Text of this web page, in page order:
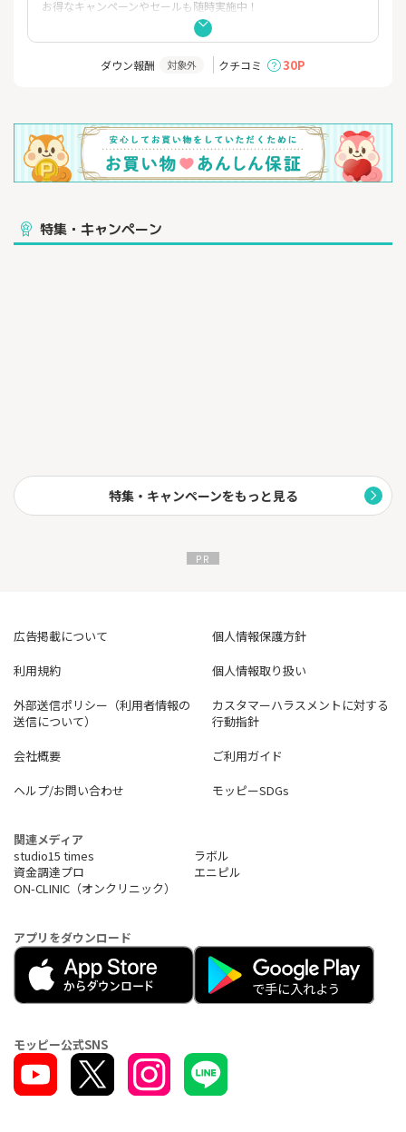
お得なキャンペーンやセールも随時実施中！
ダウン報酬 対象外 クチコミ 30P
特集・キャンペーン
特集・キャンペーンをもっと見る
広告掲載について
個人情報保護方針
利用規約
個人情報取り扱い
外部送信ポリシー（利用者情報の
送信について）
カスタマーハラスメントに対する
行動指針
会社概要
ご利用ガイド
ヘルプ/お問い合わせ
モッピーSDGs
関連メディア
studio15 times
ラボル
資金調達プロ
エニピル
ON-CLINIC（オンクリニック）
アプリをダウンロード
モッピー公式SNS